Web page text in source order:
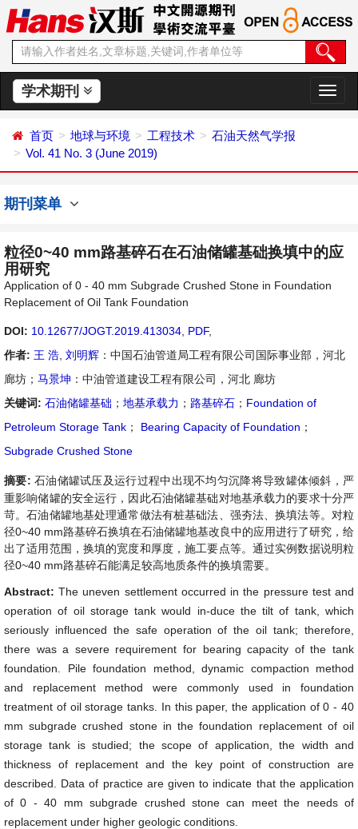
学术期刊
切
换
首页 地球与环境 工程技术
石油天然气学报
Vol. 41 No. 3 (June 2019)
期刊菜单
粒径0~40 mm路基碎石在石油储罐基础换填中的应
用研究
Application of 0 - 40 mm Subgrade Crushed Stone in Foundation
Replacement of Oil Tank Foundation
DOI: 10.12677/JOGT.2019.413034 PDF,
作者: 王 浩 刘明辉 ：中国石油管道局工程有限公司国际事业部，河北
廊坊； 马景坤 ：中油管道建设工程有限公司，河北 廊坊
关键词: 石油储罐基础 ； 地基承载力 ； 路基碎石 ； Foundation of
Petroleum Storage Tank ； Bearing Capacity of Foundation ；
Subgrade Crushed Stone
摘要: 石油储罐试压及运行过程中出现不均匀沉降将导致罐体倾斜，严
重影响储罐的安全运行，因此石油储罐基础对地基承载力的要求十分严
苛。石油储罐地基处理通常做法有桩基础法、强夯法、换填法等。对粒
径0~40 mm路基碎石换填在石油储罐地基改良中的应用进行了研究，给
出了适用范围，换填的宽度和厚度，施工要点等。通过实例数据说明粒
径0~40 mm路基碎石能满足较高地质条件的换填需要。
Abstract:The uneven settlement occurred in the pressure test and
operation of oil storage tank would in-duce the tilt of tank, which
seriously influenced the safe operation of the oil tank; therefore,
there was a severe requirement for bearing capacity of the tank
foundation. Pile foundation method, dynamic compaction method
and replacement method were commonly used in foundation
treatment of oil storage tanks. In this paper, the application of 0 - 40
mm subgrade crushed stone in the foundation replacement of oil
storage tank is studied; the scope of application, the width and
thickness of replacement and the key point of construction are
described. Data of practice are given to indicate that the application
of 0 - 40 mm subgrade crushed stone can meet the needs of
replacement under higher geologic conditions.